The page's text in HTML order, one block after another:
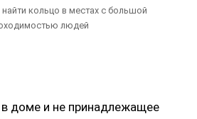
кольцо в местах с большой
людей
доме и не принадлежащее